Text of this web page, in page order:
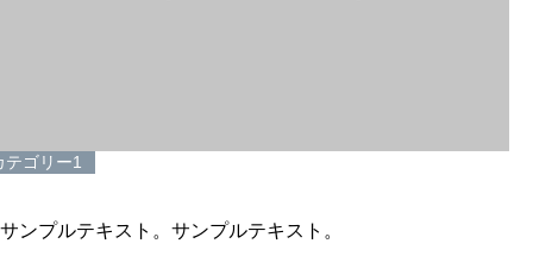
テゴリー1
サンプルテキスト。サンプルテキスト。